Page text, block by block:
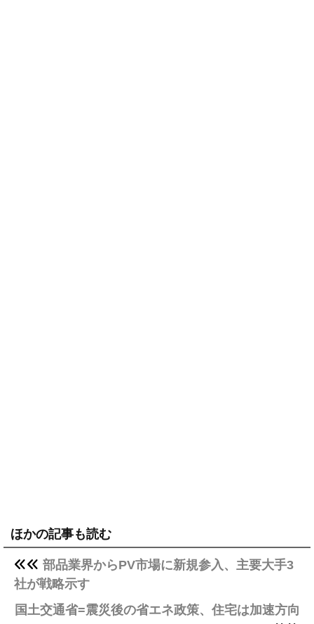
ほかの記事も読む
部品業界からPV市場に新規参入、主要大手3
社が戦略示す
国土交通省=震災後の省エネ政策、住宅は加速方向